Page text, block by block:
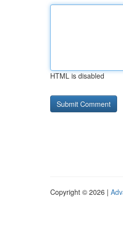
HTML is disabled
Copyright © 2026 |